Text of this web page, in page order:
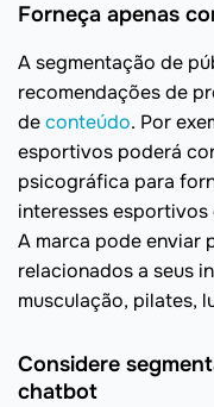
Forneça apenas
A segmentação de
recomendações de
deconteúdo. Por
esportivos poderá
psicográfica para
interesses
A marca pode enviar
relacionados a seus
musculação, pilates,
Considere
chatbot